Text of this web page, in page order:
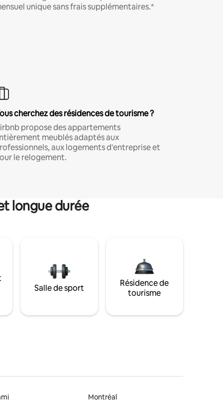
unique sans frais supplémentaires.*
cherchez des résidences de tourisme ?
propose des appartements
meublés adaptés aux
aux logements d'entreprise et
le relogement.
longue durée
Salle de sport
Résidence de
tourisme
Montréal